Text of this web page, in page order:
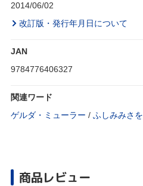
2014/06/02
改訂版・発行年月日について
JAN
9784776406327
関連ワード
ゲルダ・ミューラー / ふしみみさを
商品レビュー